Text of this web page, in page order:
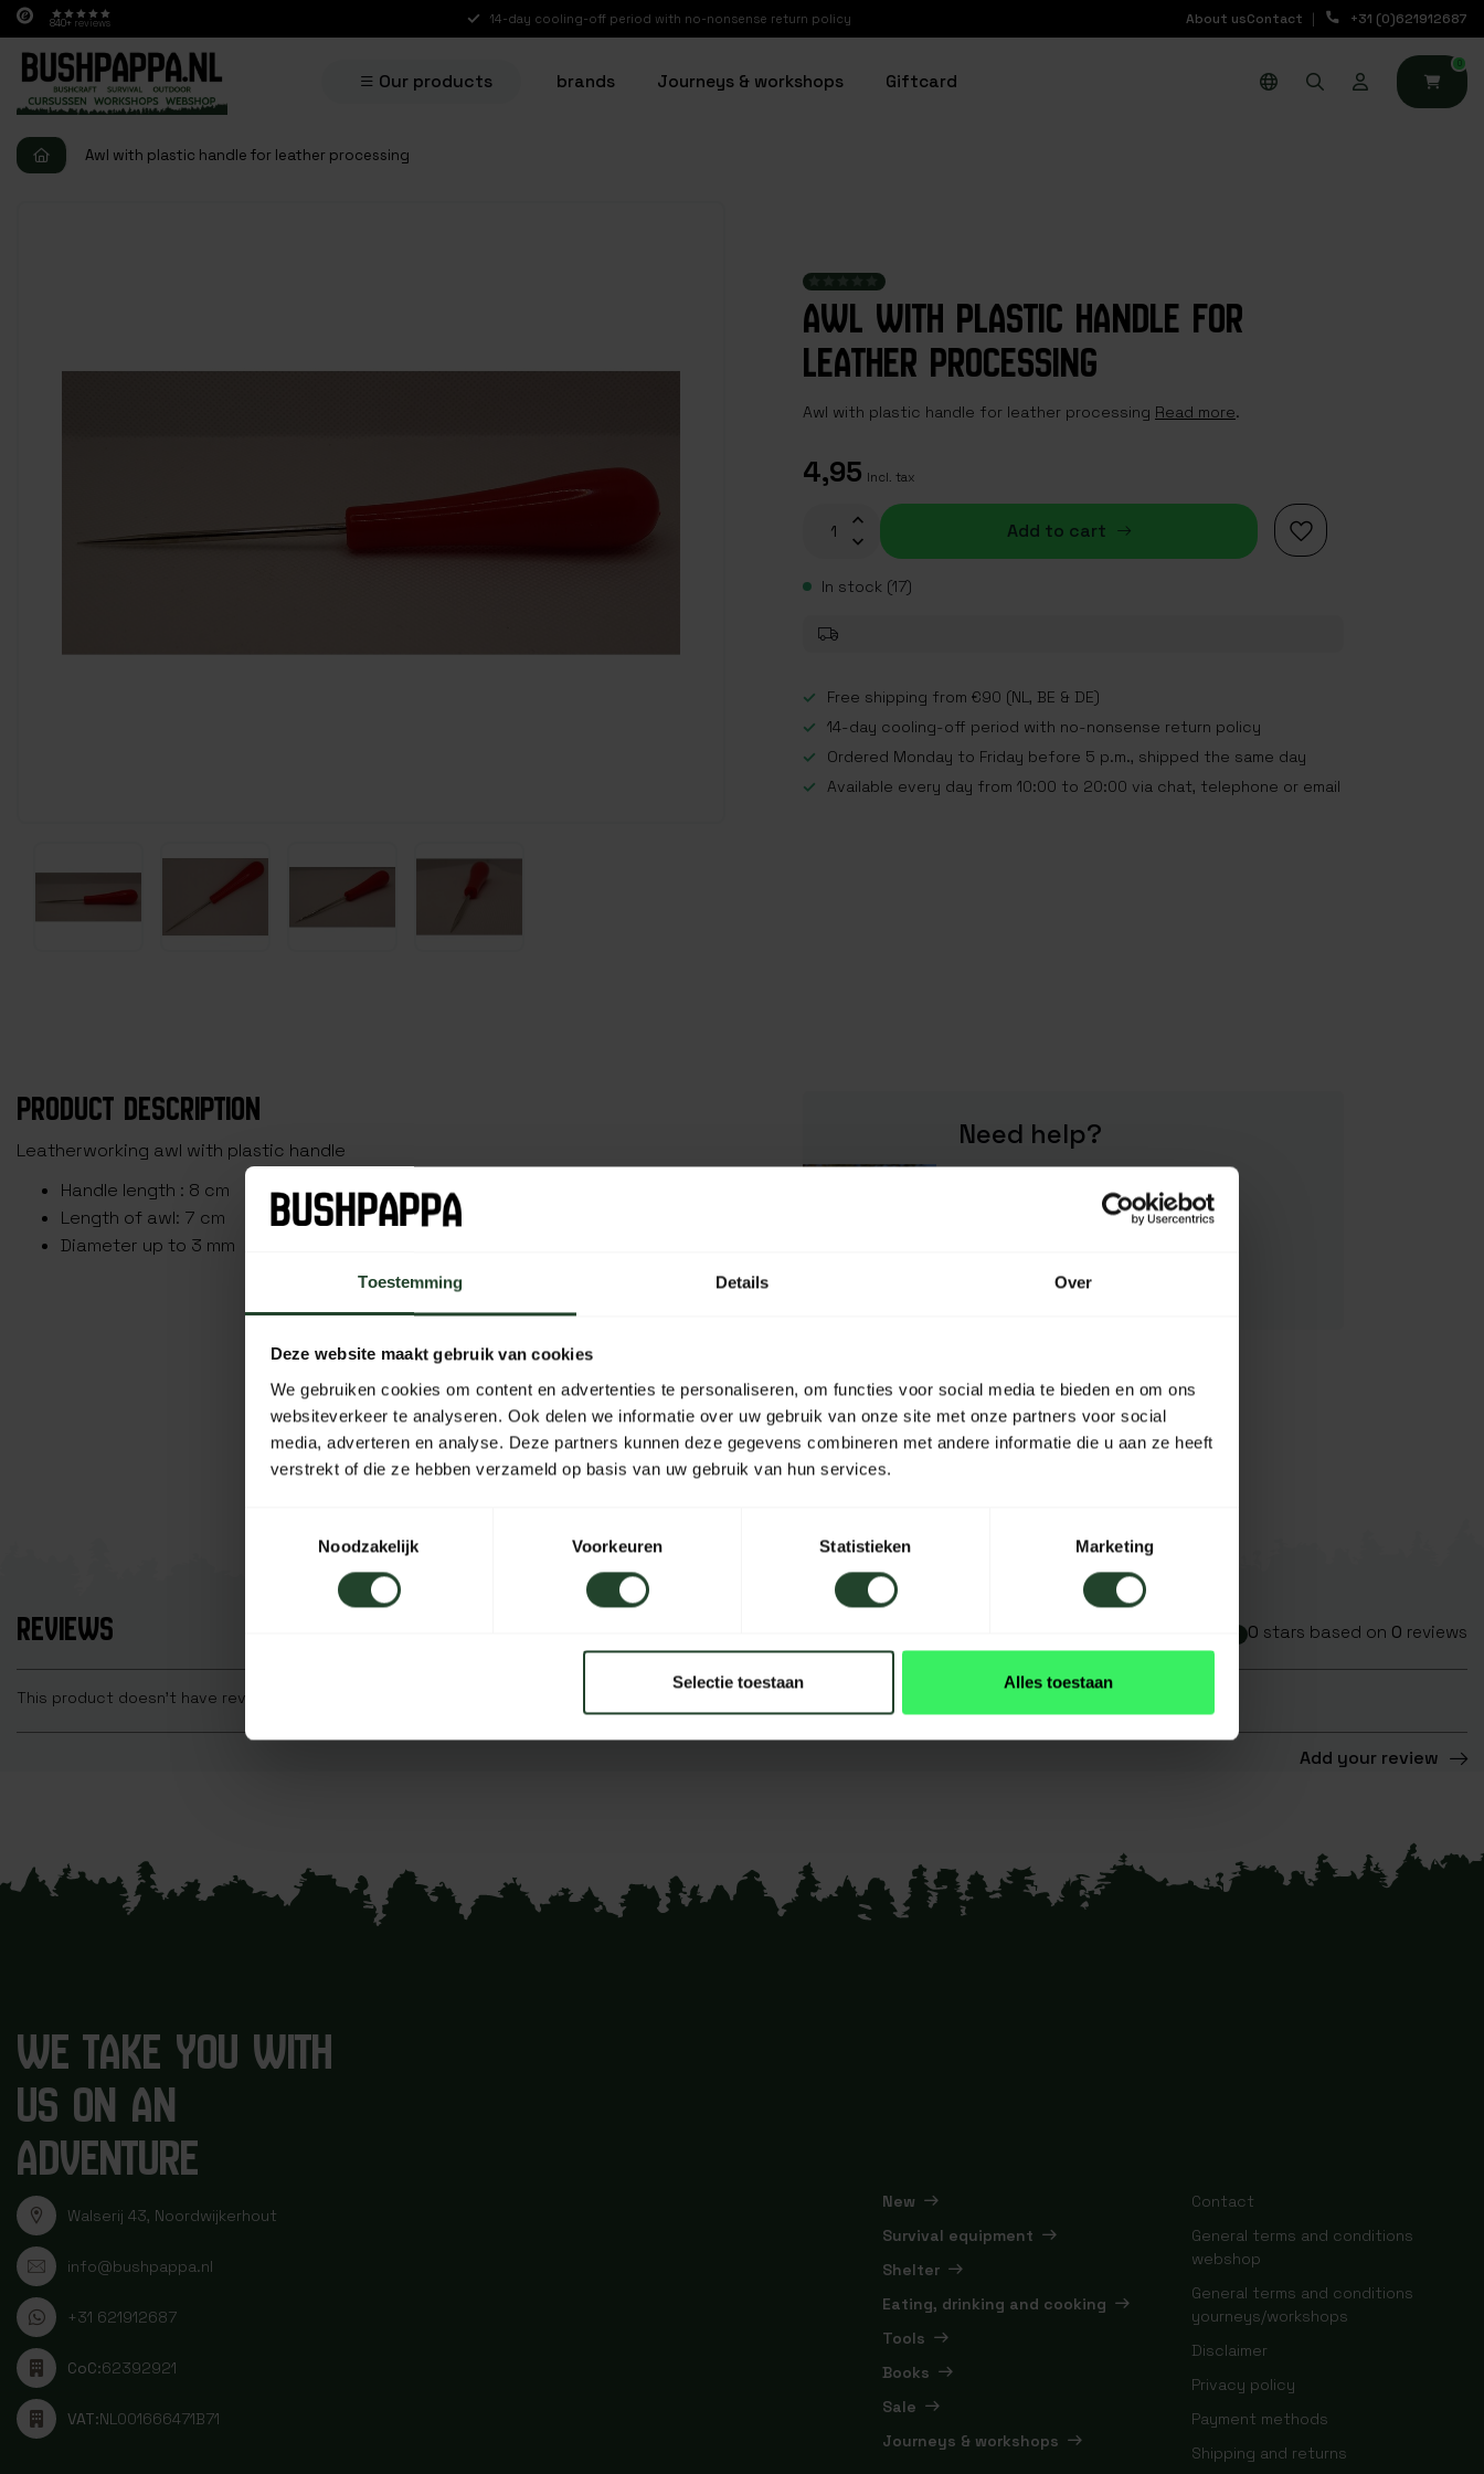
Toestemming Details Over
Deze website maakt gebruik van cookies
We gebruiken cookies om content en advertenties te personaliseren, om functies voor social media te bieden en om ons
websiteverkeer te analyseren. Ook delen we informatie over uw gebruik van onze site met onze partners voor social
media, adverteren en analyse. Deze partners kunnen deze gegevens combineren met andere informatie die u aan ze heeft
verstrekt of die ze hebben verzameld op basis van uw gebruik van hun services.
Noodzakelijk
Voorkeuren Statistieken Marketing
Selectie toestaan Alles toestaan
840+ reviews 14-day cooling-off period with no-nonsense return policy About usContact +31 (0)621912687
Our products brands Journeys & workshops Giftcard
0
Awl with plastic handle for leather processing
AWL WITH PLASTIC HANDLE FOR
LEATHER PROCESSING
Awl with plastic handle for leather processing Read more.
4,95 Incl. tax
Add to cart
In stock (17)
Free shipping from €90 (NL, BE & DE)
14-day cooling-off period with no-nonsense return policy
Ordered Monday to Friday before 5 p.m., shipped the same day
Available every day from 10:00 to 20:00 via chat, telephone or email
PRODUCT DESCRIPTION
Leatherworking awl with plastic handle
Handle length : 8 cm
Length of awl: 7 cm
Diameter up to 3 mm
Need help?
be happy to help you.
SPECIFICATIONS
SKU JAH-R160
REVIEWS 0 stars based on 0 reviews
This product doesn't have reviews yet
Add your review
WE TAKE YOU WITH
US ON AN
ADVENTURE
Walserij 43, Noordwijkerhout
info@bushpappa.nl
+31 621912687
CoC:62392921
VAT:NL001666471B71
New
Survival equipment
Shelter
Eating, drinking and cooking
Tools
Books
Sale
Journeys & workshops
Contact
General terms and conditions
webshop
General terms and conditions
yourneys/workshops
Disclaimer
Privacy policy
Payment methods
Shipping and returns